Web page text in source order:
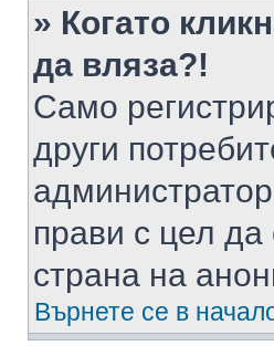
» Когато
да вляза?!
Само
други
прави с цел да
страна на
Върнете се в